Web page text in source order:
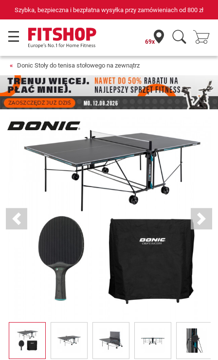
wysyłka przy zamówieniach od 800 zł 69 sklepów fitness i
69x
Donic Stoły do tenisa stołowego na zewnątrz
Previous Next